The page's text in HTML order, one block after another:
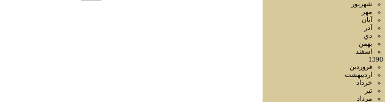
شهريور
مهر
آبان
آذر
دي
بهمن
اسفند
1390
فروردين
ارديبهشت
خرداد
تير
مرداد